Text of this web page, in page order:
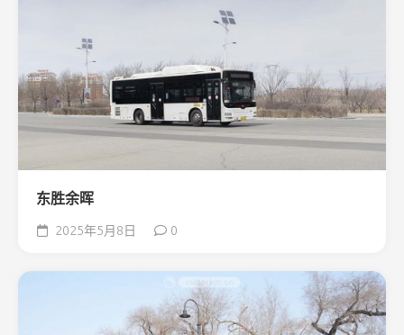
东胜余晖
2025年5月8日 0